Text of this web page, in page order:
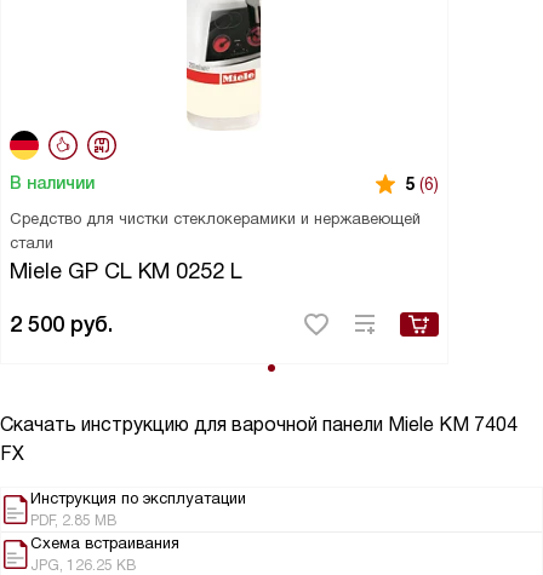
В наличии 5 (6)
Средство для чистки стеклокерамики и нержавеющей
стали
Miele GP CL KM 0252 L
2 500 руб.
Скачать инструкцию для варочной панели Miele KM 7404
FX
Инструкция по эксплуатации
PDF, 2.85 MB
Схема встраивания
JPG, 126.25 KB